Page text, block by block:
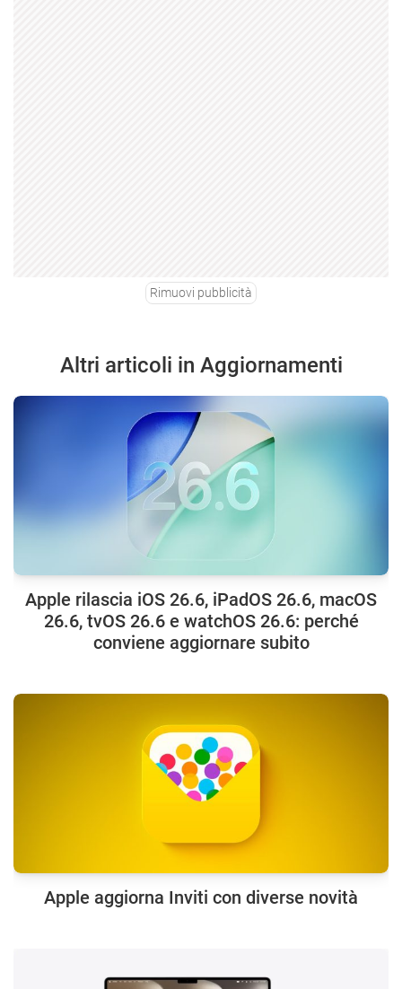
Rimuovi pubblicità
Altri articoli in Aggiornamenti
Apple rilascia iOS 26.6, iPadOS 26.6, macOS
26.6, tvOS 26.6 e watchOS 26.6: perché
conviene aggiornare subito
Apple aggiorna Inviti con diverse novità